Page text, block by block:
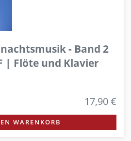
- Band 2
| Flöte und Klavier
17,90 €
WARENKORB